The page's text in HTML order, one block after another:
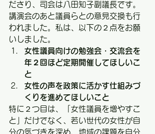
ださり、司会は八田知子副議長です。
講演会のあと議員らとの意見交換も行
われました。私は、以下の２点をお願
いしました。
女性議員向けの勉強会・交流会を
年２回ほど定期開催してほしいこ
と
女性の声を政策に活かす仕組みづ
くりを進めてほしいこと
特に２つ目は、「女性議員を増やすこ
と」だけでなく、若い世代の女性が自
分の気づきを深め、地域の課題を自分